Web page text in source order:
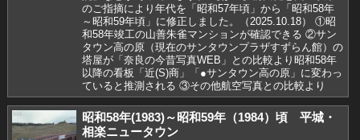
のご指摘により年代を「昭和57年頃」から「昭和58年
～昭和59年頃」に修正しました。（2025.10.18） ①昭
和58年竣工の山善朱雀マンションが確認できる ②サン
タウン高の原（現在のサンタウンプラザすずらん館）の
塔屋が「奈良の今昔写真WEB」との比較より昭和58年
以降の看板「近(S)商」「●サンタウン高の原」に変わっ
ていると推測される ③その他航空写真との比較より
昭和58年(1983)～昭和59年（1984）頃 平城・
相楽ニュータウン